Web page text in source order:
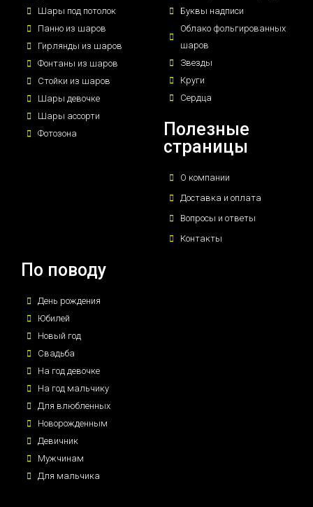
Шары под потолок
Панно из шаров
Гирлянды из шаров
Фонтаны из шаров
Стойки из шаров
Шары девочке
Шары ассорти
Фотозона
Буквы надписи
Облако фольгированных
шаров
Звезды
Круги
Сердца
Полезные
страницы
О компании
Доставка и оплата
Вопросы и ответы
Контакты
По поводу
День рождения
Юбилей
Новый год
Свадьба
На год девочке
На год мальчику
Для влюбленных
Новорожденным
Девичник
Мужчинам
Для мальчика